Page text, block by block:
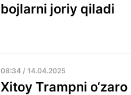
bojlarni joriy qiladi
08:34 / 14.04.2025
Xitoy Trampni